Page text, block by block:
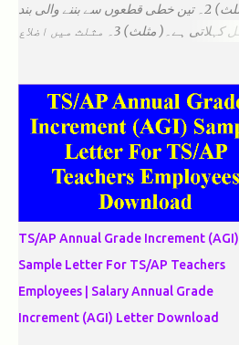
مثلث) 2۔ تین خطی قطعوں سے بننے والی بند
شکل کہلاتی ہے۔( مثلث) 3۔ مثلث میں اضلاع
میں تینوں زاویوں کا مجموعہ ہوتا
ہے۔(180) 7۔کیا یہ مثلث کے زاویئے ہوسکتے ہیں۔
الضلاع: اس میں تینوں ضلع مساوی ہوتے
ہیں۔ 2۔مثلث مساوی الساقین: اس میں کوئی
اس میں تمام اضلاع مختلف ہوتے ہیں۔
٭زاویوں کے لحاظ سے مثلث کے اقسام: 1۔قائم
الزاویہ مثلث: اس میں ایک زاویہ قائمہ /90 ہوتا
ہے۔ 2۔منفرجہ زاویہ مثلث: اس میں ایک
زاویہ منفرجہ ہوتا ہے۔ 3۔حادہ زاویہ مثلث:
TS/AP Annual Grade Increment (AGI)
Sample Letter For TS/AP Teachers
Employees | Salary Annual Grade
Increment (AGI) Letter Download